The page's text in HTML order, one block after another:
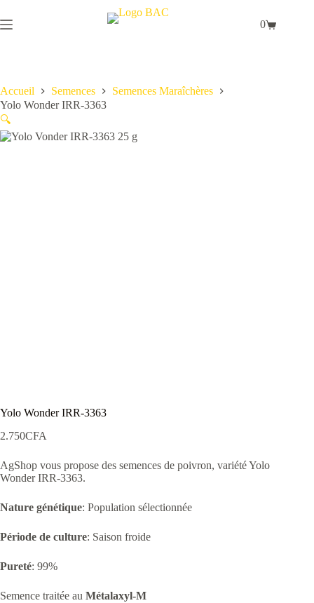
au
contenu
Panier
0
Accueil Semences
Semences Maraîchères
Yolo Wonder IRR-3363
🔍
Yolo Wonder IRR-3363
2.750CFA
AgShop vous propose des semences de poivron, variété Yolo
Wonder IRR-3363.
Nature génétique: Population sélectionnée
Période de culture: Saison froide
Pureté: 99%
Semence traitée au Métalaxyl-M